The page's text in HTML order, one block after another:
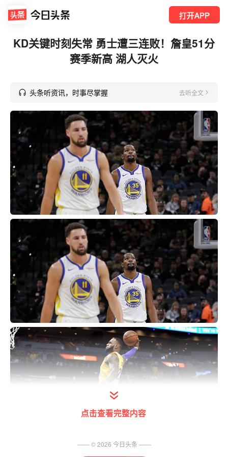
打开APP
KD关键时刻失常 勇士遭三连败！詹皇51分
赛季新高 湖人灭火
头条听资讯，时事尽掌握 去听全文
点击查看完整内容
—— ©2026 今日头条 ——